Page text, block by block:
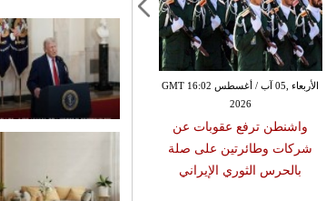
الأربعاء ,05 آب / أغسطس GMT 16:02
2026
واشنطن ترفع عقوبات عن
شركات وطائرتين على صلة
بالحرس الثوري الإيراني